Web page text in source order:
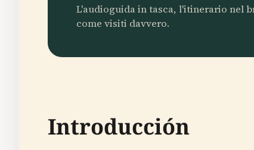
L'audioguida in tasca, l'itinerario nel
come visiti davvero.
Introducción